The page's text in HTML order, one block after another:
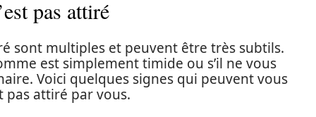
pas attiré
sont multiples et peuvent être très subtils.
est simplement timide ou s’il ne vous
Voici quelques signes qui peuvent vous
pas attiré par vous.